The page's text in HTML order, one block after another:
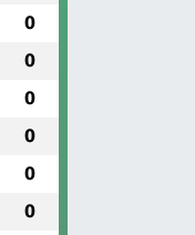
0
0
0
0
0
0